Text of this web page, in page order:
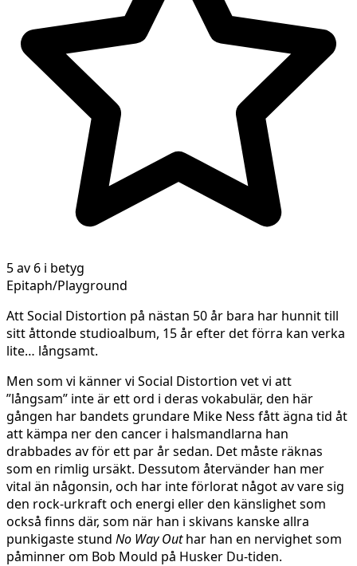
5 av 6 i betyg
Epitaph/Playground
Att Social Distortion på nästan 50 år bara har hunnit till
sitt åttonde studioalbum, 15 år efter det förra kan verka
lite… långsamt.
Men som vi känner vi Social Distortion vet vi att
”långsam” inte är ett ord i deras vokabulär, den här
gången har bandets grundare Mike Ness fått ägna tid åt
att kämpa ner den cancer i halsmandlarna han
drabbades av för ett par år sedan. Det måste räknas
som en rimlig ursäkt. Dessutom återvänder han mer
vital än någonsin, och har inte förlorat något av vare sig
den rock-urkraft och energi eller den känslighet som
också finns där, som när han i skivans kanske allra
punkigaste stund No Way Outhar han en nervighet som
påminner om Bob Mould på Husker Du-tiden.